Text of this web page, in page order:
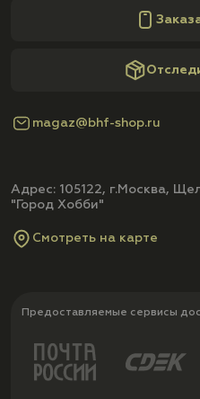
magaz@bhf-shop.ru
Адрес: 105122, г.Москва,
"Город Хобби"
Смотреть на карте
Предоставляемые сервисы